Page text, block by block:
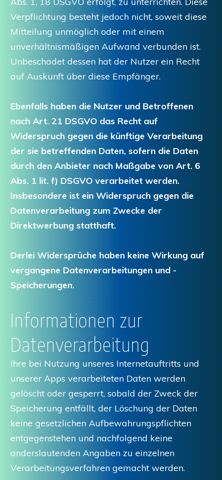
Verpflichtung besteht jedoch nicht, soweit diese
Mitteilung unmöglich oder mit einem
unverhältnismäßigen Aufwand verbunden ist.
Unbeschadet dessen hat der Nutzer ein Recht
auf Auskunft über diese Empfänger.
Ebenfalls haben die Nutzer und Betroffenen
nach Art. 21 DSGVO das Recht auf
Widerspruch gegen die künftige Verarbeitung
der sie betreffenden Daten, sofern die Daten
durch den Anbieter nach Maßgabe von Art. 6
Abs. 1 lit. f) DSGVO verarbeitet werden.
Insbesondere ist ein Widerspruch gegen die
Datenverarbeitung zum Zwecke der
Direktwerbung statthaft.
Derlei Widersprüche haben keine Wirkung auf
vergangene Datenverarbeitungen und -
Speicherungen.
Informationen zur
Datenverarbeitung
Ihre bei Nutzung unseres Internetauftritts und
unserer Apps verarbeiteten Daten werden
gelöscht oder gesperrt, sobald der Zweck der
Speicherung entfällt, der Löschung der Daten
keine gesetzlichen Aufbewahrungspflichten
entgegenstehen und nachfolgend keine
anderslautenden Angaben zu einzelnen
Verarbeitungsverfahren gemacht werden.